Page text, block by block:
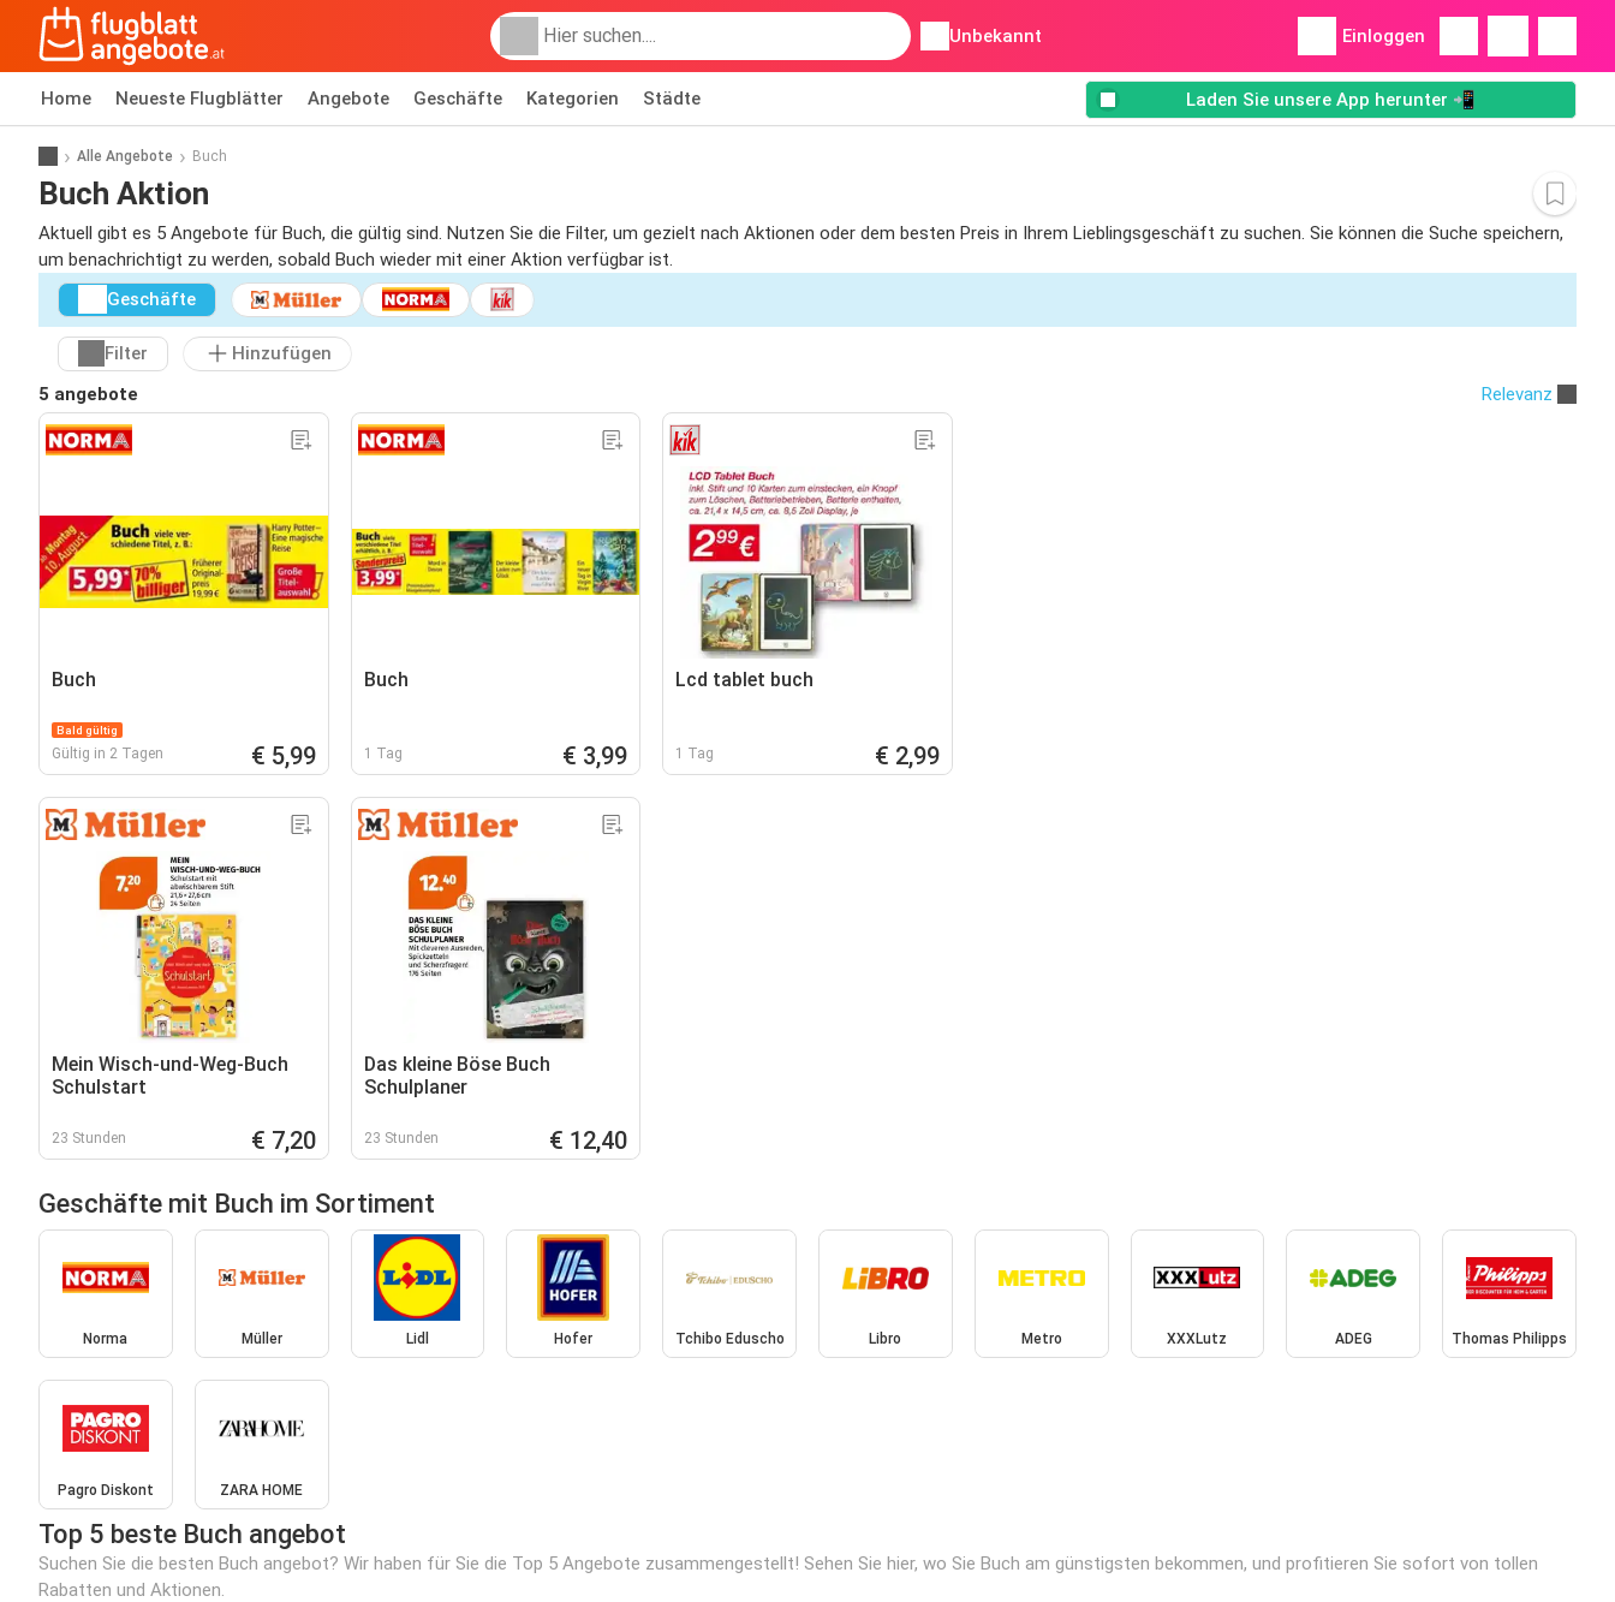
Unbekannt Einloggen
Home Neueste Flugblätter Angebote Geschäfte Kategorien Städte Laden Sie unsere App herunter 📲
Alle Angebote Buch
Buch Aktion
Aktuell gibt es 5 Angebote für Buch, die gültig sind. Nutzen Sie die Filter, um gezielt nach Aktionen oder dem besten Preis in Ihrem Lieblingsgeschäft zu suchen. Sie können die Suche speichern,
um benachrichtigt zu werden, sobald Buch wieder mit einer Aktion verfügbar ist.
Geschäfte
Filter
Hinzufügen
5 angebote
Relevanz
Buch
Bald gültig
Gültig in 2 Tagen € 5,99
Buch
1 Tag € 3,99
Lcd tablet buch
1 Tag € 2,99
Mein Wisch-und-Weg-Buch
Schulstart
23 Stunden € 7,20
Das kleine Böse Buch
Schulplaner
23 Stunden € 12,40
Geschäfte mit Buch im Sortiment
Norma Müller Lidl Hofer Tchibo Eduscho Libro Metro XXXLutz ADEG Thomas Philipps
Pagro Diskont ZARA HOME
Top 5 beste Buch angebot
Suchen Sie die besten Buch angebot? Wir haben für Sie die Top 5 Angebote zusammengestellt! Sehen Sie hier, wo Sie Buch am günstigsten bekommen, und profitieren Sie sofort von tollen
Rabatten und Aktionen.